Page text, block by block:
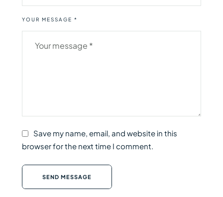
YOUR MESSAGE *
Save my name, email, and website in this
browser for the next time I comment.
SEND MESSAGE